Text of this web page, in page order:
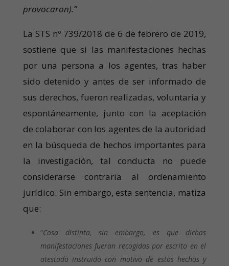
provocaron).”
La STS nº 739/2018 de 6 de febrero de 2019,
sostiene que si las manifestaciones hechas
por una persona a los agentes, tras haber
sido detenido y antes de ser informado de
sus derechos, fueron realizadas, voluntaria y
espontáneamente, junto con la aceptación
de colaborar con los agentes de la autoridad
en la búsqueda de hechos importantes para
la investigación, tal conducta no puede
considerarse contraria al ordenamiento
jurídico. Sin embargo, esta sentencia, matiza
que:
“Cosa distinta, sin embargo, es que dichas
manifestaciones fueran recogidas por escrito en el
atestado instruido con motivo de estos hechos y